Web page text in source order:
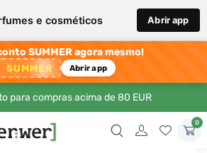
e cosméticos Abrir app
SUMMER agora mesmo!
SUMMER Abrir app
para compras acima de 80 EUR
0